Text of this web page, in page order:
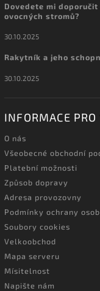
Dovedete mi
ovocných stromů?
30.10.2025
Rakytník a jeho
30.10.2025
INFORMACE PRO
O nás
Všeobecné obchodní
Platební možnosti
Způsob dopravy
Adresa provozovny
Podmínky ochrany
Soubory cookies
Velkoobchod
Mapa serveru
Mísitelnost
Napište nám